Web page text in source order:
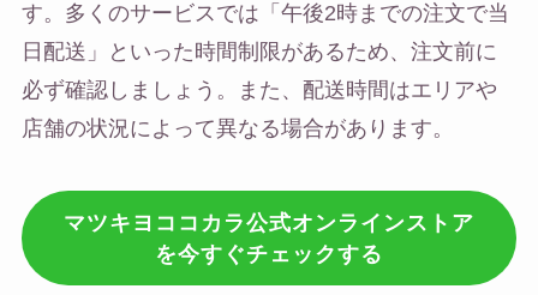
す。多くのサービスでは「午後2時までの注文で当
日配送」といった時間制限があるため、注文前に
必ず確認しましょう。また、配送時間はエリアや
店舗の状況によって異なる場合があります。
マツキヨココカラ公式オンラインストア
を今すぐチェックする